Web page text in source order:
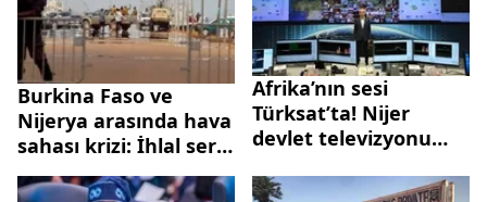
Burkina Faso ve
Nijerya arasında hava
sahası krizi: İhlal sert
dille kınandı
Afrika’nın sesi
Türksat’ta! Nijer
devlet televizyonu
uydularına taşıdı